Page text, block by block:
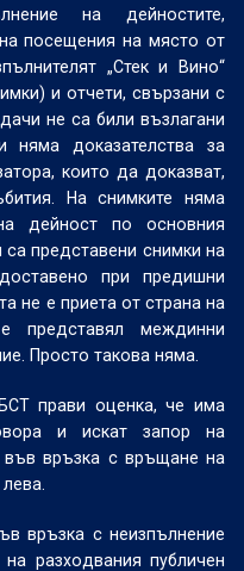
на дейностите,
посещения на място от
„Стек и Вино“
и отчети, свързани с
не са били възлагани
доказателства за
които да доказват,
На снимките няма
дейност по основния
представени снимки на
при предишни
не е приета от страна на
представял междинни
Просто такова няма.
прави оценка, че има
и искат запор на
във връзка с връщане на
връзка с неизпълнение
разходвания публичен